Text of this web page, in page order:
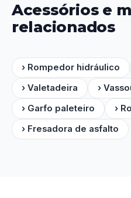
Acessórios e
relacionados
› Rompedor hidráulico
› Valetadeira
›
› Garfo paleteiro
›
› Fresadora de asfalto